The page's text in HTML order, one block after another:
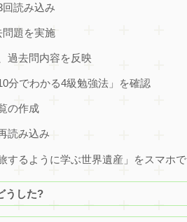
読み込み
題を実施
過去問内容を反映
分でわかる4級勉強法」を確認
の作成
読み込み
するように学ぶ世界遺産」をスマホで
うした?